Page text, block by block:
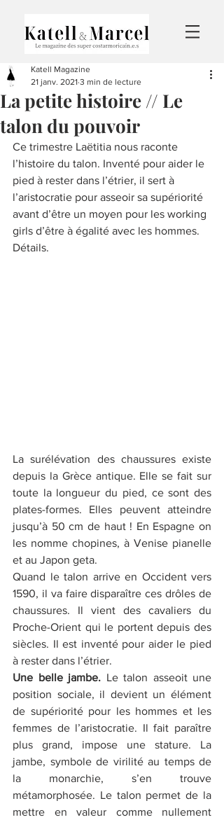
La petite histoire // Le
talon du pouvoir
Katell Magazine
21 janv. 2021 3 min de lecture
Ce trimestre Laëtitia nous raconte
l’histoire du talon. Inventé pour aider le
pied à rester dans l’étrier, il sert à
l’aristocratie pour asseoir sa supériorité
avant d’être un moyen pour les working
girls d’être à égalité avec les hommes.
Détails.
La surélévation des chaussures existe
depuis la Grèce antique. Elle se fait sur
toute la longueur du pied, ce sont des
plates-formes. Elles peuvent atteindre
jusqu’à 50 cm de haut ! En Espagne on
les nomme chopines, à Venise pianelle
et au Japon geta.
Quand le talon arrive en Occident vers
1590, il va faire disparaître ces drôles de
chaussures. Il vient des cavaliers du
Proche-Orient qui le portent depuis des
siècles. Il est inventé pour aider le pied
à rester dans l’étrier.
Une belle jambe. Le talon asseoit une
position sociale, il devient un élément
de supériorité pour les hommes et les
femmes de l’aristocratie. Il fait paraître
plus grand, impose une stature. La
jambe, symbole de virilité au temps de
la monarchie, s’en trouve
métamorphosée. Le talon permet de la
mettre en valeur comme nullement